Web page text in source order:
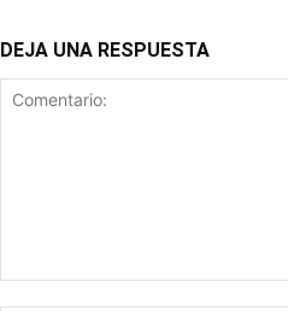
DEJA UNA RESPUESTA